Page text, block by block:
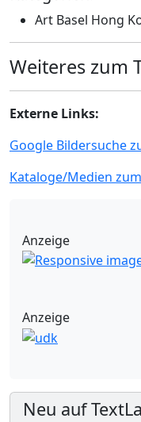
Art Basel Hong
Weiteres zum
Externe Links:
Google Bildersuche
Kataloge/Medien
Anzeige
Anzeige
Neu auf